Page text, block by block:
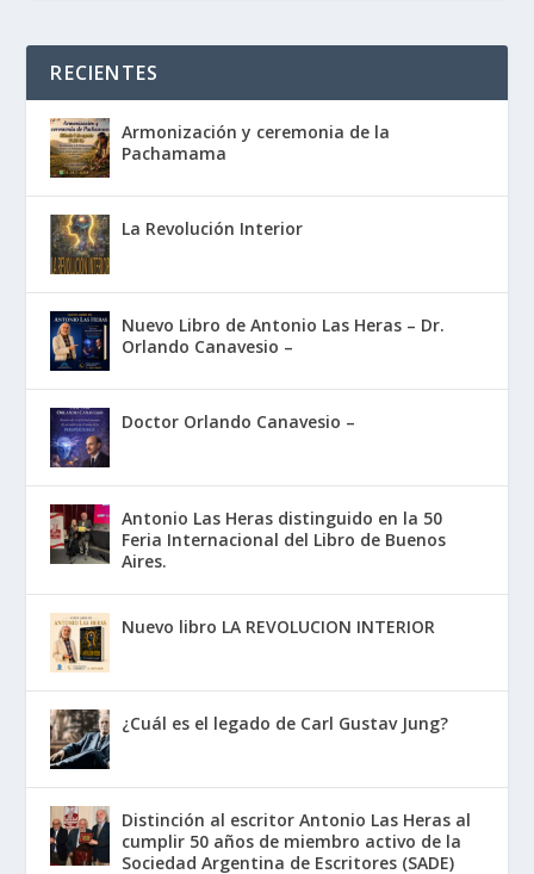
RECIENTES
Armonización y ceremonia de la
Pachamama
La Revolución Interior
Nuevo Libro de Antonio Las Heras – Dr.
Orlando Canavesio –
Doctor Orlando Canavesio –
Antonio Las Heras distinguido en la 50
Feria Internacional del Libro de Buenos
Aires.
Nuevo libro LA REVOLUCION INTERIOR
¿Cuál es el legado de Carl Gustav Jung?
Distinción al escritor Antonio Las Heras al
cumplir 50 años de miembro activo de la
Sociedad Argentina de Escritores (SADE)